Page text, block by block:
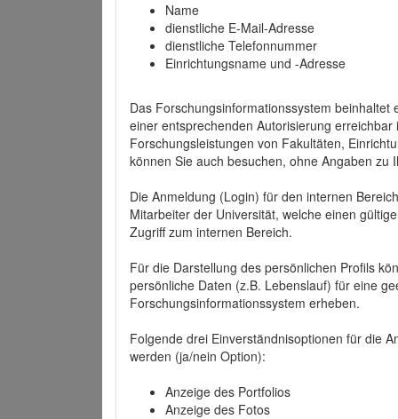
Name
dienstliche E-Mail-Adresse
dienstliche Telefonnummer
Einrichtungsname und -Adresse
Das Forschungsinformationssystem beinhaltet
einer entsprechenden Autorisierung
Forschungsleistungen von Fakultäten,
können Sie auch besuchen, ohne Angaben zu
Die Anmeldung (Login) für den internen
Mitarbeiter der Universität, welche einen
Zugriff zum internen Bereich.
Für die Darstellung des persönlichen Profils
persönliche Daten (z.B. Lebenslauf) für eine
Forschungsinformationssystem erheben.
Folgende drei Einverständnisoptionen für die
werden (ja/nein Option):
Anzeige des Portfolios
Anzeige des Fotos